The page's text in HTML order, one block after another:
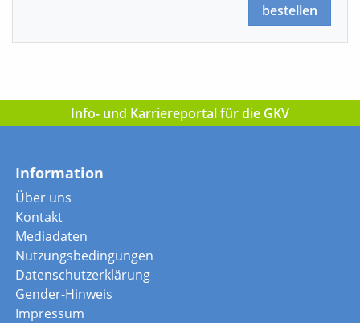
bestellen
Info- und Karriereportal für die GKV
Information
Über uns
Kontakt
Mediadaten
Nutzungsbedingungen
Datenschutzerklärung
Gender-Hinweis
Impressum